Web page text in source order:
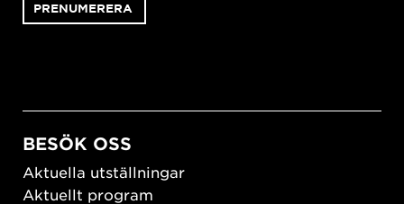
BESÖK OSS
Aktuella utställningar
Aktuellt program